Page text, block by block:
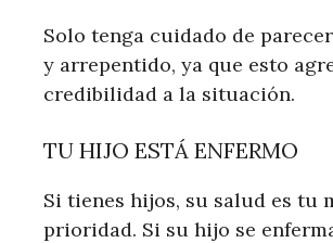
Solo tenga cuidado de
y arrepentido, ya que esto
credibilidad a la situación.
TU HIJO ESTÁ ENFERMO
Si tienes hijos, su salud es tu
prioridad. Si su hijo se